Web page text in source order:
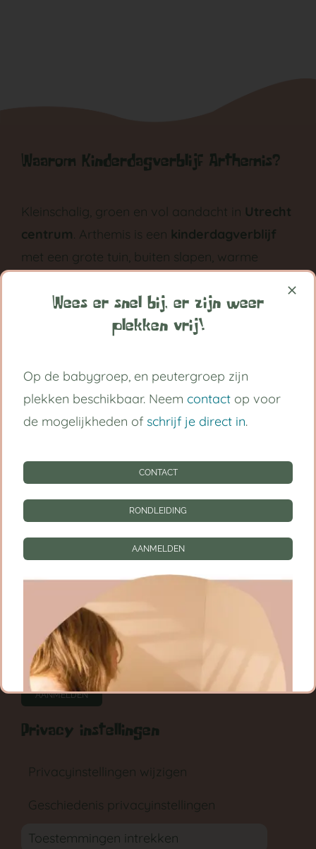
Waarom Kinderdagverblijf Arthemis?
Kleinschalig, groen en vol aandacht in Utrecht
centrum. Arthemis is een kinderdagverblijf
met een grote tuin, buiten slapen, warme
ontwikkeling groeit ieder kind bij Arthemis
grootst in vertrouwen.
Kinderdagverblijf Utrecht Centrum
Tarieven
Informatie
CONTACT
RONDLEIDING
AANMELDEN
Privacy instellingen
Privacyinstellingen wijzigen
Geschiedenis privacyinstellingen
Toestemmingen intrekken
Wees er snel bij, er zijn weer
plekken vrij!
Op de babygroep, en peutergroep zijn
plekken beschikbaar. Neem contact op voor
de mogelijkheden of schrijf je direct in.
CONTACT
RONDLEIDING
AANMELDEN
GA NAAR DE BABYGROEP